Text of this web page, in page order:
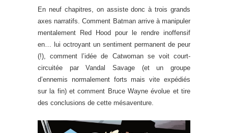
En neuf chapitres, on assiste donc à trois grands
axes narratifs. Comment Batman arrive à manipuler
mentalement Red Hood pour le rendre inoffensif
en… lui octroyant un sentiment permanent de peur
(!), comment l’idée de Catwoman se voit court-
circuitée par Vandal Savage (et un groupe
d’ennemis normalement forts mais vite expédiés
sur la fin) et comment Bruce Wayne évolue et tire
des conclusions de cette mésaventure.